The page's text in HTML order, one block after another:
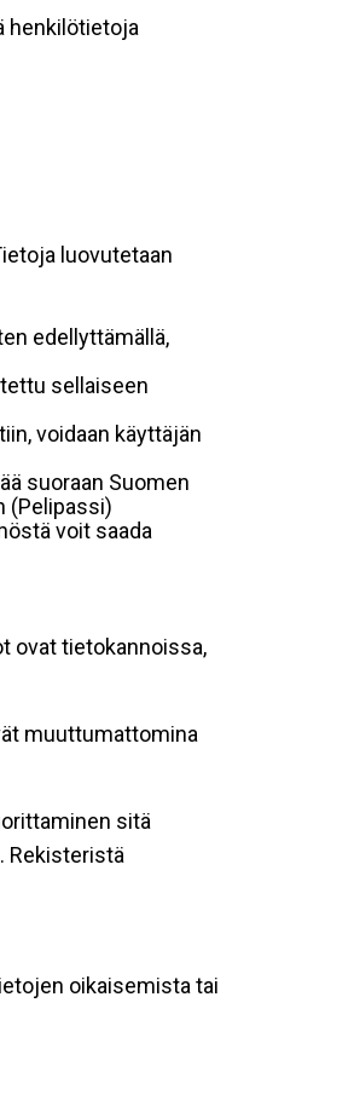
henkilötietoja
luovutetaan
edellyttämällä,
sellaiseen
voidaan käyttäjän
suoraan Suomen
(Pelipassi)
voit saada
ovat tietokannoissa,
muuttumattomina
sitä
Rekisteristä
oikaisemista tai